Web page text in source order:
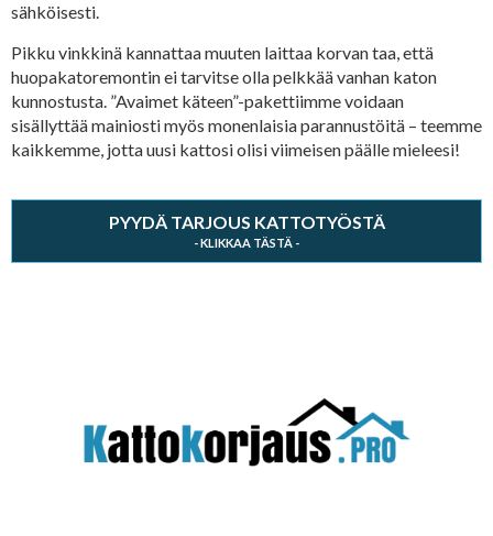
sähköisesti.
Pikku vinkkinä kannattaa muuten laittaa korvan taa, että
huopakatoremontin ei tarvitse olla pelkkää vanhan katon
kunnostusta. ”Avaimet käteen”-pakettiimme voidaan
sisällyttää mainiosti myös monenlaisia parannustöitä – teemme
kaikkemme, jotta uusi kattosi olisi viimeisen päälle mieleesi!
PYYDÄ TARJOUS KATTOTYÖSTÄ